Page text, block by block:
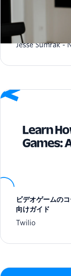
SMSを利用した
Jesse Sumrak
ビデオゲームの
向けガイド
Twilio